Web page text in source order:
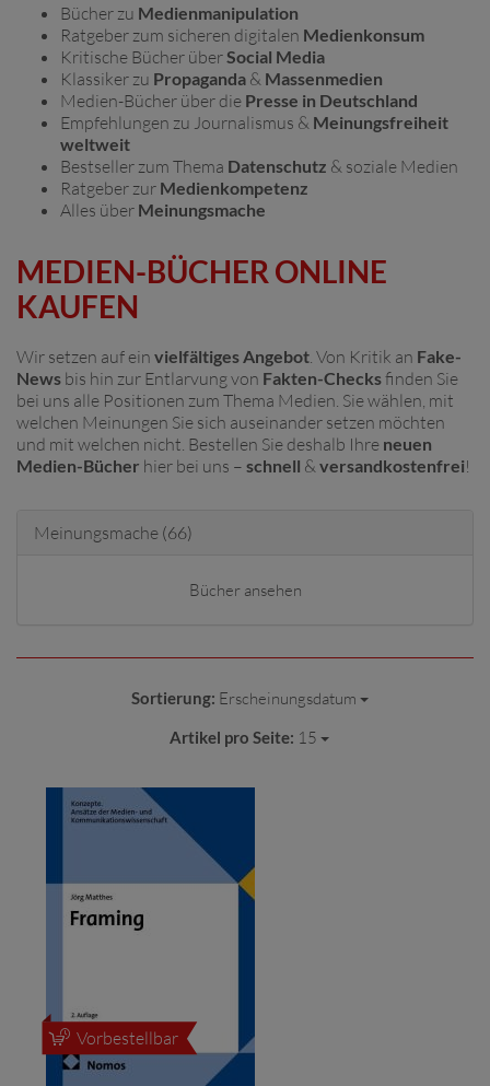
Bücher zu Medienmanipulation
Ratgeber zum sicheren digitalen Medienkonsum
Kritische Bücher überSocial Media
Klassiker zu Propaganda & Massenmedien
Medien-Bücher über die Presse in Deutschland
Empfehlungen zu Journalismus & Meinungsfreiheit
weltweit
Bestseller zum Thema Datenschutz & soziale Medien
Ratgeber zur Medienkompetenz
Alles über Meinungsmache
MEDIEN-BÜCHER ONLINE
KAUFEN
Wir setzen auf ein vielfältiges Angebot . Von Kritik an Fake-
News bis hin zur Entlarvung von Fakten-Checksfinden Sie
bei uns alle Positionen zum Thema Medien. Sie wählen, mit
welchen Meinungen Sie sich auseinander setzen möchten
und mit welchen nicht. Bestellen Sie deshalb Ihre neuen
Medien-Bücher hier bei uns – schnell & versandkostenfrei!
Meinungsmache (66)
Bücher ansehen
Sortierung: Erscheinungsdatum
Artikel pro Seite: 15
Vorbestellbar